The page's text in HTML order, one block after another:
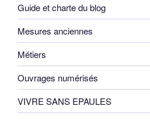
Guide et charte du blog
Mesures anciennes
Métiers
Ouvrages numérisés
VIVRE SANS EPAULES